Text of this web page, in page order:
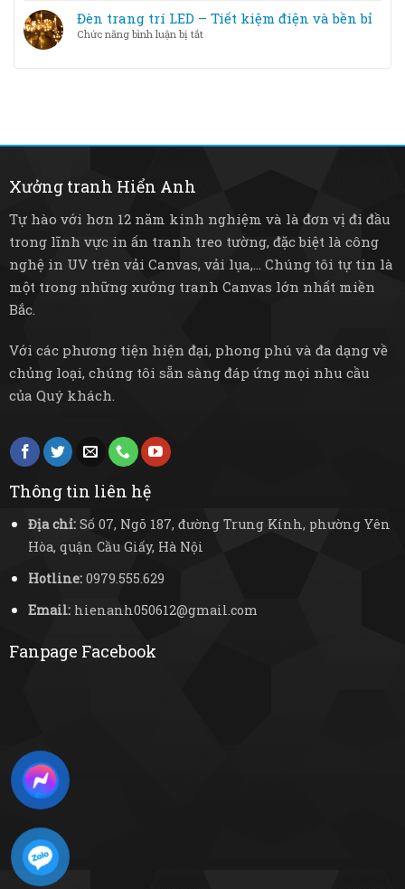
nào
tốt
Từ
pha
mộc
trang
sống
Đèn trang trí LED – Tiết kiệm điện và bền bỉ
Chức năng bình luận bị tắtở
Xưởng tranh Hiển Anh
Tự hào với hơn 12 năm kinh nghiệm và là đơn vị đi đầu
trong lĩnh vực in ấn tranh treo tường, đặc biệt là công
nghệ in UV trên vải Canvas, vải lụa,... Chúng tôi tự tin là
một trong những xưởng tranh Canvas lớn nhất miền
Bắc.
Với các phương tiện hiện đại, phong phú và đa dạng về
chủng loại, chúng tôi sẵn sàng đáp ứng mọi nhu cầu
của Quý khách.
Thông tin liên hệ
Địa chỉ:Số 07, Ngõ 187, đường Trung Kính, phường Yên
Hòa, quận Cầu Giấy, Hà Nội
Hotline:0979.555.629
Email:hienanh050612@gmail.com
Fanpage Facebook